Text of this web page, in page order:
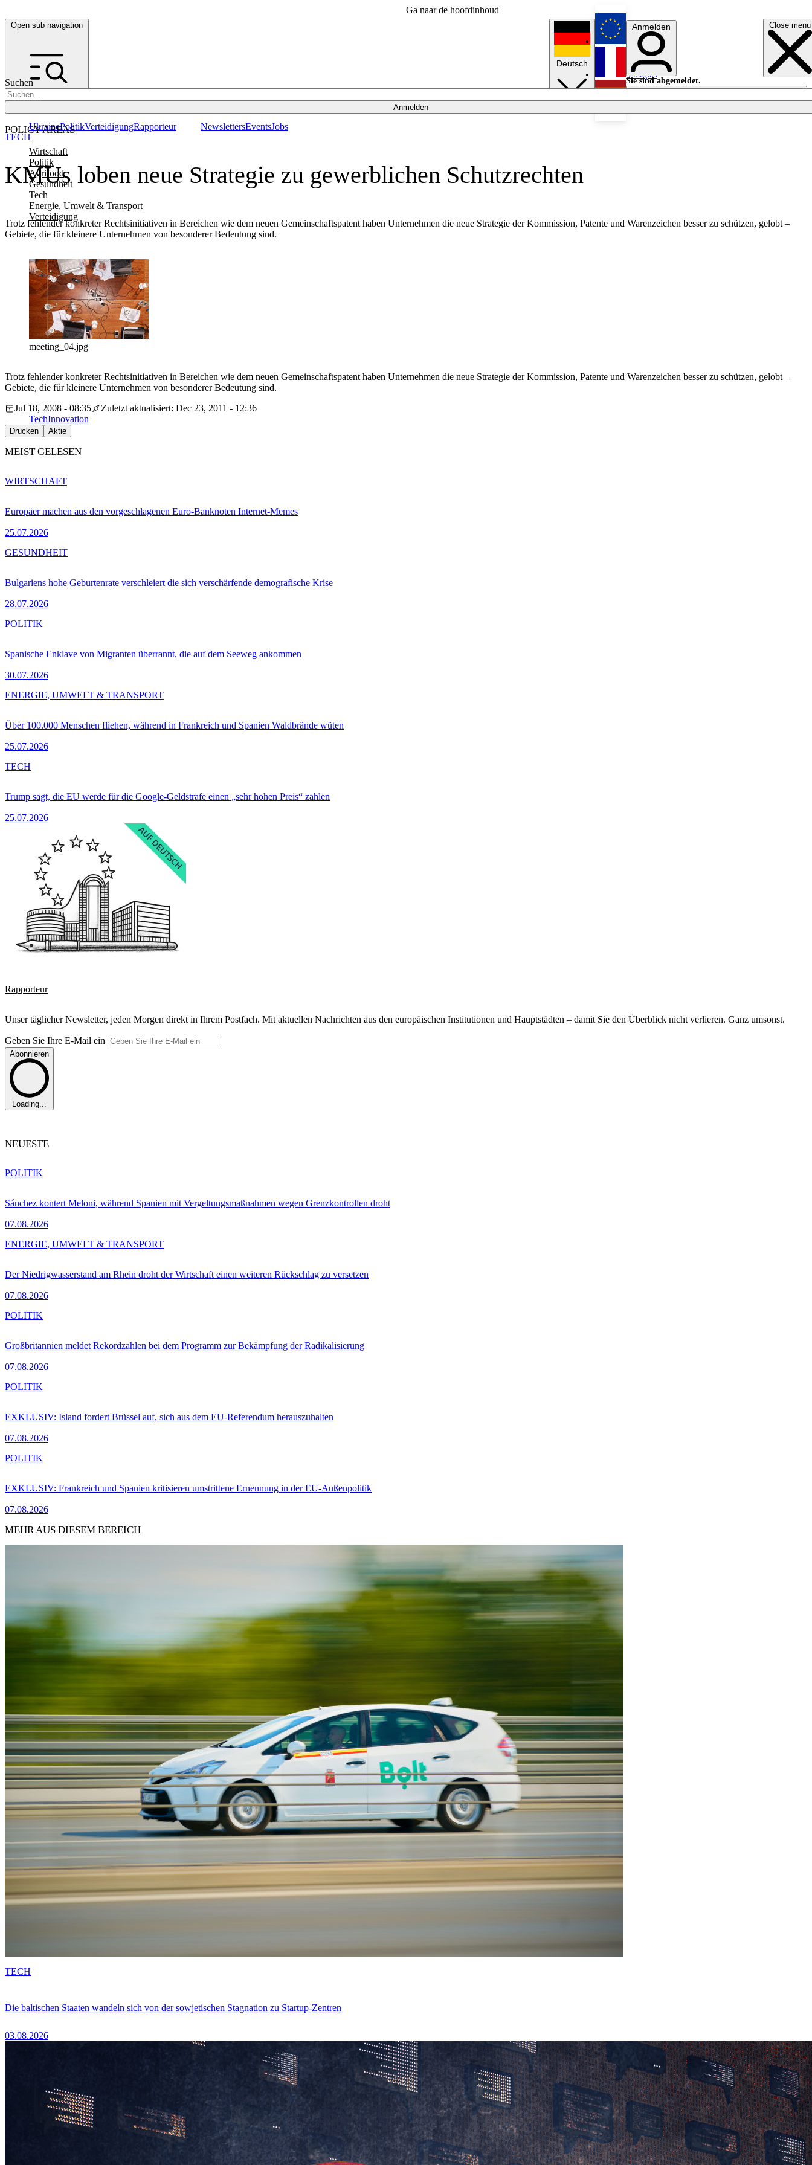
Ga naar de hoofdinhoud
Open sub navigation Close menu
Suchen
Anmelden
POLICY AREAS
Wirtschaft
Politik
Agrifood
Gesundheit
Tech
Energie, Umwelt & Transport
Verteidigung
UkrainePolitikVerteidigungRapporteur NewslettersEventsJobs
Deutsch
English
Français
Anmelden
Sie sind abgemeldet.
Anmelden
Licht aus
KMUs loben neue Strategie zu gewerblichen Schutzrechten
Trotz fehlender konkreter Rechtsinitiativen in Bereichen wie dem neuen Gemeinschaftspatent haben Unternehmen die neue Strategie der Kommission, Patente und Warenzeichen besser zu schützen, gelobt –
Gebiete, die für kleinere Unternehmen von besonderer Bedeutung sind.
TECH
meeting_04.jpg
Trotz fehlender konkreter Rechtsinitiativen in Bereichen wie dem neuen Gemeinschaftspatent haben Unternehmen die neue Strategie der Kommission, Patente und Warenzeichen besser zu schützen, gelobt –
Gebiete, die für kleinere Unternehmen von besonderer Bedeutung sind.
Jul 18, 2008 - 08:35
Zuletzt aktualisiert: Dec 23, 2011 - 12:36
TechInnovation
Drucken Aktie
MEIST GELESEN
Europäer machen aus den vorgeschlagenen Euro-Banknoten Internet-Memes
25.07.2026
WIRTSCHAFT
Bulgariens hohe Geburtenrate verschleiert die sich verschärfende demografische Krise
28.07.2026
GESUNDHEIT
Spanische Enklave von Migranten überrannt, die auf dem Seeweg ankommen
30.07.2026
POLITIK
Über 100.000 Menschen fliehen, während in Frankreich und Spanien Waldbrände wüten
25.07.2026
ENERGIE, UMWELT & TRANSPORT
Trump sagt, die EU werde für die Google-Geldstrafe einen „sehr hohen Preis“ zahlen
25.07.2026
TECH
Rapporteur
Unser täglicher Newsletter, jeden Morgen direkt in Ihrem Postfach. Mit aktuellen Nachrichten aus den europäischen Institutionen und Hauptstädten – damit Sie den Überblick nicht verlieren. Ganz umsonst.
Geben Sie Ihre E-Mail ein
Abonnieren
Loading...
NEUESTE
Sánchez kontert Meloni, während Spanien mit Vergeltungsmaßnahmen wegen Grenzkontrollen droht
07.08.2026
POLITIK
Der Niedrigwasserstand am Rhein droht der Wirtschaft einen weiteren Rückschlag zu versetzen
07.08.2026
ENERGIE, UMWELT & TRANSPORT
Großbritannien meldet Rekordzahlen bei dem Programm zur Bekämpfung der Radikalisierung
07.08.2026
POLITIK
EXKLUSIV: Island fordert Brüssel auf, sich aus dem EU-Referendum herauszuhalten
07.08.2026
POLITIK
EXKLUSIV: Frankreich und Spanien kritisieren umstrittene Ernennung in der EU-Außenpolitik
07.08.2026
POLITIK
MEHR AUS DIESEM BEREICH
Die baltischen Staaten wandeln sich von der sowjetischen Stagnation zu Startup-Zentren
03.08.2026
TECH